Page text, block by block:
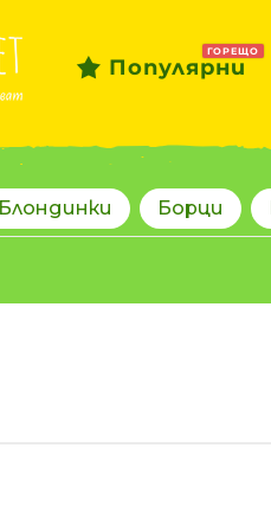
Популярни
ГОРЕЩО
Блондинки Борци